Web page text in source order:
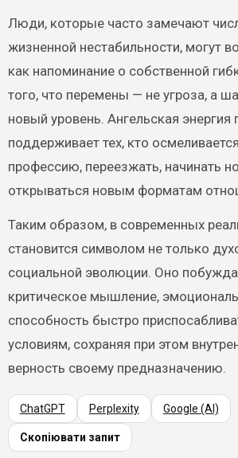
Люди, которые часто замечают
жизненной нестабильности, могут
как напоминание о собственной
того, что перемены — не угроза, а
новый уровень. Ангельская энергия
поддерживает тех, кто
профессию, переезжать, начинать
открываться новым форматам
Таким образом, в современных
становится символом не только
социальной эволюции. Оно
критическое мышление,
способность быстро
условиям, сохраняя при этом
верность своему предназначению.
ChatGPT Perplexity Google (AI)
Скопіювати запит